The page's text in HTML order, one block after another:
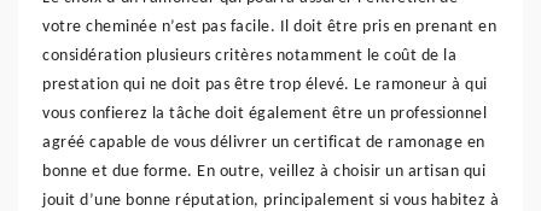
votre cheminée n’est pas facile. Il doit être pris en prenant en
considération plusieurs critères notamment le coût de la
prestation qui ne doit pas être trop élevé. Le ramoneur à qui
vous confierez la tâche doit également être un professionnel
agréé capable de vous délivrer un certificat de ramonage en
bonne et due forme. En outre, veillez à choisir un artisan qui
jouit d’une bonne réputation, principalement si vous habitez à